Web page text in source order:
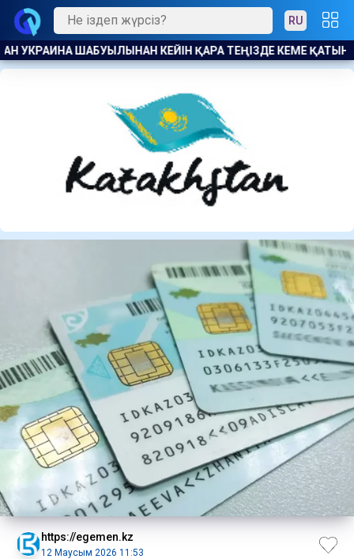
RU
ШЕКТЕДІ ӘДІЛДІК ПЕН ЖАУАПКЕРШІЛІК
https://egemen.kz
12 Маусым 2026 11:53